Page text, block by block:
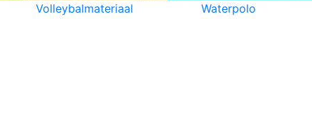
Volleybalmateriaal Waterpolo